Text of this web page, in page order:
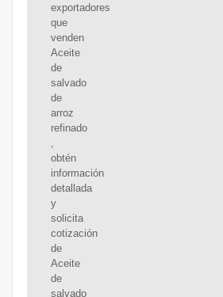
exportadores
que
venden
Aceite
de
salvado
de
arroz
refinado
,
obtén
información
detallada
y
solicita
cotización
de
Aceite
de
salvado